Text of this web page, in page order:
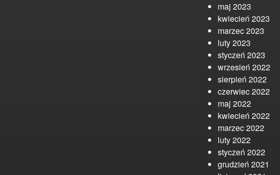
maj 2023
kwiecień 2023
marzec 2023
luty 2023
styczeń 2023
wrzesień 2022
sierpień 2022
czerwiec 2022
maj 2022
kwiecień 2022
marzec 2022
luty 2022
styczeń 2022
grudzień 2021